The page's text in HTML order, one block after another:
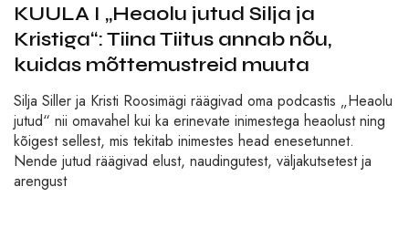
KUULA I „Heaolu jutud Silja ja
Kristiga“: Tiina Tiitus annab nõu,
kuidas mõttemustreid muuta
Silja Siller ja Kristi Roosimägi räägivad oma podcastis „Heaolu
jutud“ nii omavahel kui ka erinevate inimestega heaolust ning
kõigest sellest, mis tekitab inimestes head enesetunnet.
Nende jutud räägivad elust, naudingutest, väljakutsetest ja
arengust